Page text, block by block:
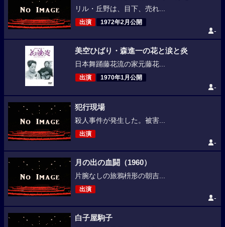
リル・丘野は、目下、売れ...
出演 1972年2月公開
-
美空ひばり・森進一の花と涙と炎
日本舞踊藤花流の家元藤花...
出演 1970年1月公開
-
犯行現場
殺人事件が発生した。被害...
出演
-
月の出の血闘（1960）
片腕なしの旅鴉枡形の朝吉...
出演
-
白子屋駒子